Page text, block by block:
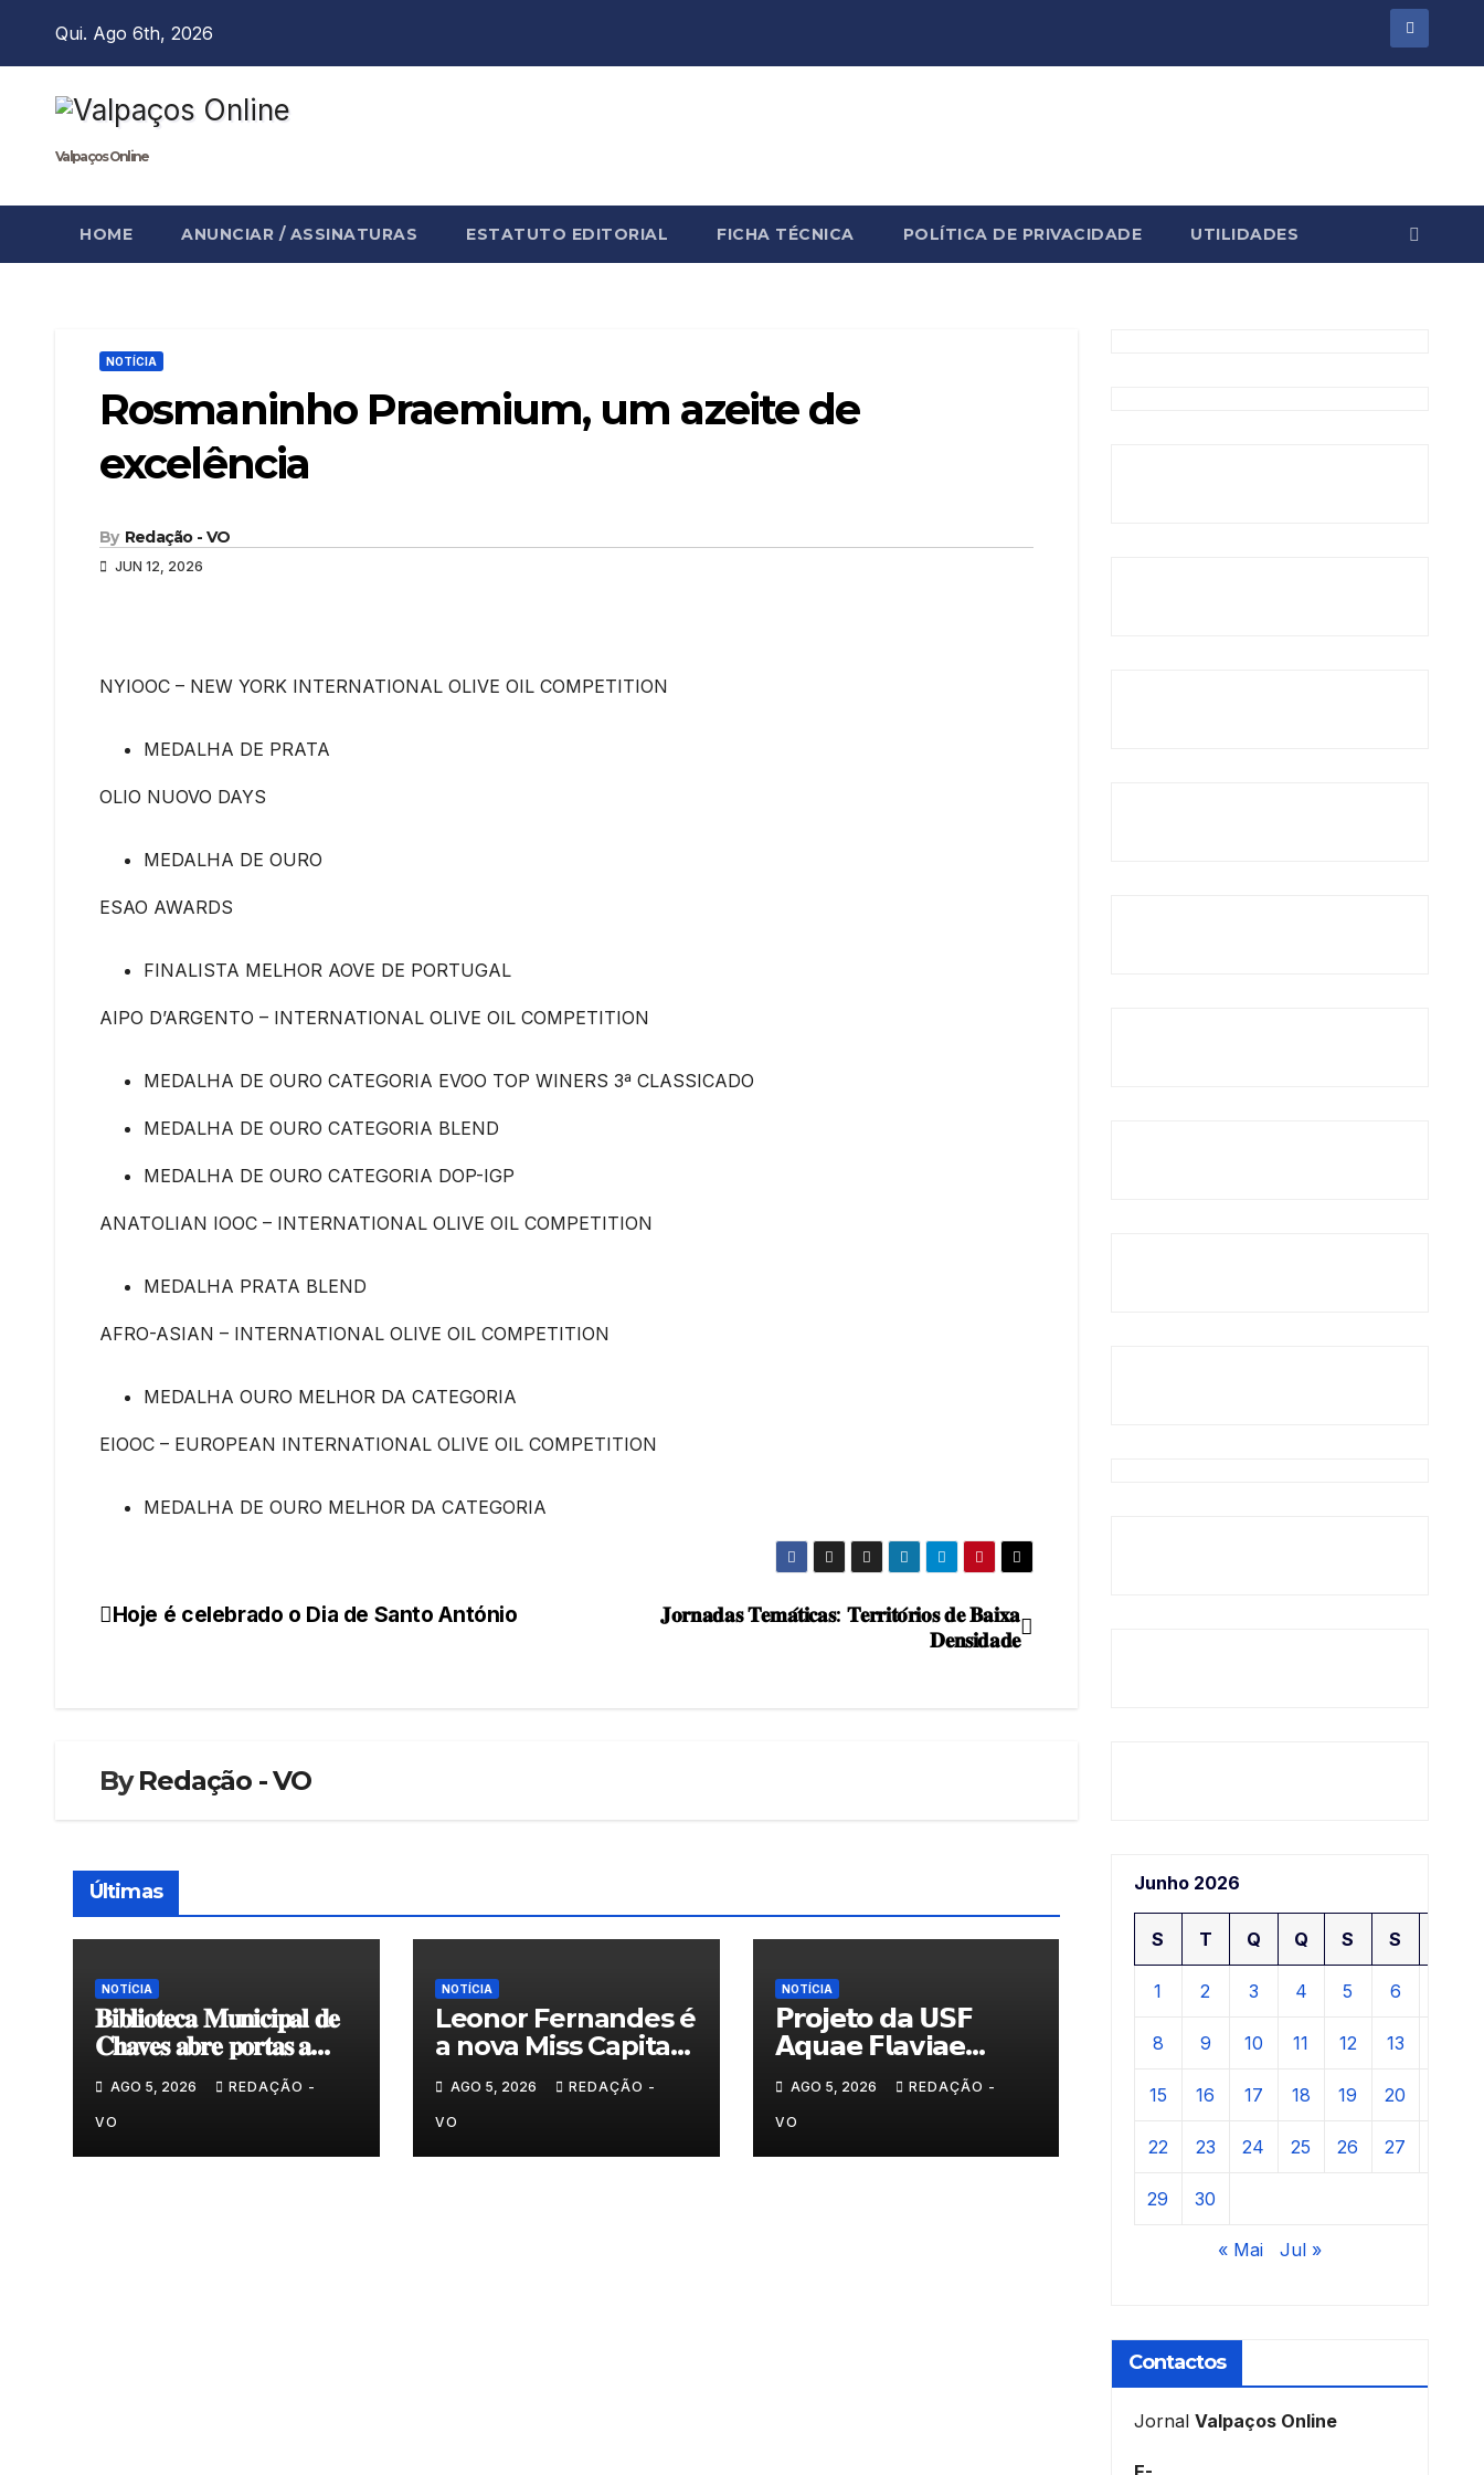
Qui. Ago 6th, 2026
Valpaços Online
HOME ANUNCIAR / ASSINATURAS ESTATUTO EDITORIAL FICHA TÉCNICA POLÍTICA DE PRIVACIDADE UTILIDADES
NOTÍCIA
Rosmaninho Praemium, um azeite de
excelência
By Redação - VO
JUN 12, 2026
NYIOOC – NEW YORK INTERNATIONAL OLIVE OIL COMPETITION
MEDALHA DE PRATA
OLIO NUOVO DAYS
MEDALHA DE OURO
ESAO AWARDS
FINALISTA MELHOR AOVE DE PORTUGAL
AIPO D’ARGENTO – INTERNATIONAL OLIVE OIL COMPETITION
MEDALHA DE OURO CATEGORIA EVOO TOP WINERS 3ª CLASSICADO
MEDALHA DE OURO CATEGORIA BLEND
MEDALHA DE OURO CATEGORIA DOP-IGP
ANATOLIAN IOOC – INTERNATIONAL OLIVE OIL COMPETITION
MEDALHA PRATA BLEND
AFRO-ASIAN – INTERNATIONAL OLIVE OIL COMPETITION
MEDALHA OURO MELHOR DA CATEGORIA
EIOOC – EUROPEAN INTERNATIONAL OLIVE OIL COMPETITION
MEDALHA DE OURO MELHOR DA CATEGORIA
Navegação
𝐉𝐨𝐫𝐧𝐚𝐝𝐚𝐬 𝐓𝐞𝐦𝐚́𝐭𝐢𝐜𝐚𝐬: 𝐓𝐞𝐫𝐫𝐢𝐭𝐨́𝐫𝐢𝐨𝐬 𝐝𝐞 𝐁𝐚𝐢𝐱𝐚
𝐃𝐞𝐧𝐬𝐢𝐝𝐚𝐝𝐞
Hoje é celebrado o Dia de Santo António
ByRedação - VO
Últimas
NOTÍCIA
𝐁𝐢𝐛𝐥𝐢𝐨𝐭𝐞𝐜𝐚 𝐌𝐮𝐧𝐢𝐜𝐢𝐩𝐚𝐥 𝐝𝐞
𝐂𝐡𝐚𝐯𝐞𝐬 𝐚𝐛𝐫𝐞 𝐩𝐨𝐫𝐭𝐚𝐬 𝐚
𝐩𝐢𝐧𝐭𝐮𝐫𝐚 𝐝𝐮𝐫𝐚𝐧𝐭𝐞 𝐨 𝐦𝐞̂𝐬 𝐝𝐞
𝐚𝐠𝐨𝐬𝐭𝐨
AGO 5, 2026 REDAÇÃO -
VO
NOTÍCIA
Leonor Fernandes é
a nova Miss Capital
AGO 5, 2026 REDAÇÃO -
VO
NOTÍCIA
𝗣𝗿𝗼𝗷𝗲𝘁𝗼 𝗱𝗮 𝗨𝗦𝗙
𝗔𝗾𝘂𝗮𝗲 𝗙𝗹𝗮𝘃𝗶𝗮𝗲
𝗮𝗷𝘂𝗱𝗮 𝗮 𝗰𝗼𝗻𝘁𝗿𝗼𝗹𝗮𝗿 𝗮
𝗮𝗻𝘀𝗶𝗲𝗱𝗮𝗱𝗲
AGO 5, 2026 REDAÇÃO -
VO
Junho 2026
S T Q Q S S
1 2 3 4 5 6
8 9 10 11 12 13
15 16 17 18 19 20
22 23 24 25 26 27
29 30
« Mai Jul »
Contactos
Jornal Valpaços Online